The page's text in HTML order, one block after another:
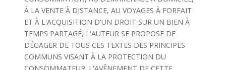
À LA VENTE À DISTANCE, AU VOYAGES À FORFAIT
ET À L'ACQUISITION D'UN DROIT SUR UN BIEN À
TEMPS PARTAGÉ, L'AUTEUR SE PROPOSE DE
DÉGAGER DE TOUS CES TEXTES DES PRINCIPES
COMMUNS VISANT À LA PROTECTION DU